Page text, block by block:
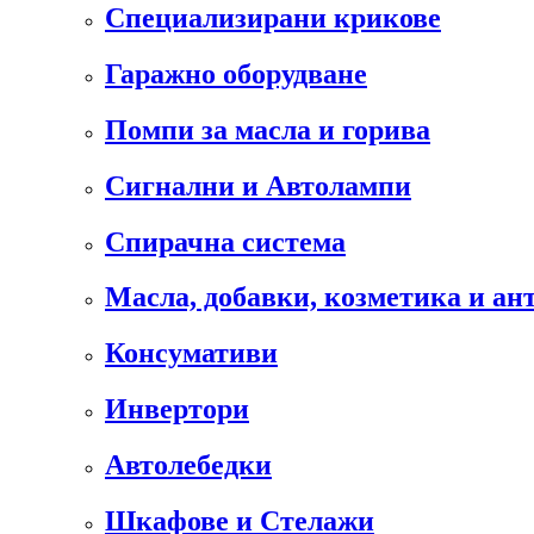
Специализирани крикове
Гаражно оборудване
Помпи за масла и горива
Сигнални и Автолампи
Спирачна система
Масла, добавки, козметика и
Консумативи
Инвертори
Автолебедки
Шкафове и Стелажи